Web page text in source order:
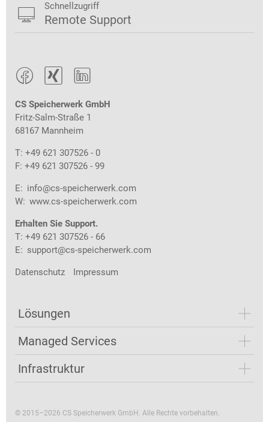
  
CS Speicherwerk GmbH
Fritz-Salm-Straße 1
68167 Mannheim
T: +49 621 307526 - 0
F: +49 621 307526 - 99
E: info@cs-speicherwerk.com
W: www.cs-speicherwerk.com
Erhalten Sie Support.
T: +49 621 307526 - 66
E: support@cs-speicherwerk.com
Datenschutz Impressum
Lösungen
Managed Services
Infrastruktur
 Schnellzugriff
Remote Support
© 2015–2026 CS Speicherwerk GmbH. Alle Rechte vorbehalten.